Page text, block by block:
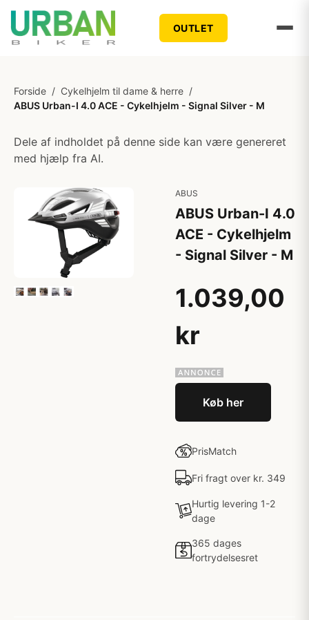
OUTLET
Forside / Cykelhjelm til dame & herre /
ABUS Urban-I 4.0 ACE - Cykelhjelm - Signal Silver - M
Dele af indholdet på denne side kan være genereret
med hjælp fra AI.
ABUS
ABUS Urban-I 4.0
ACE - Cykelhjelm
- Signal Silver - M
1.039,00
kr
Køb her
PrisMatch
Fri fragt over kr. 349
Hurtig levering 1-2
dage
365 dages
fortrydelsesret